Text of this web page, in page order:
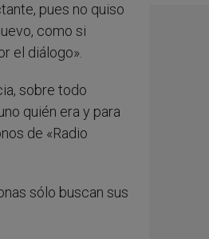
pues no quiso
como si
el diálogo».
sobre todo
quién era y para
de «Radio
sólo buscan sus